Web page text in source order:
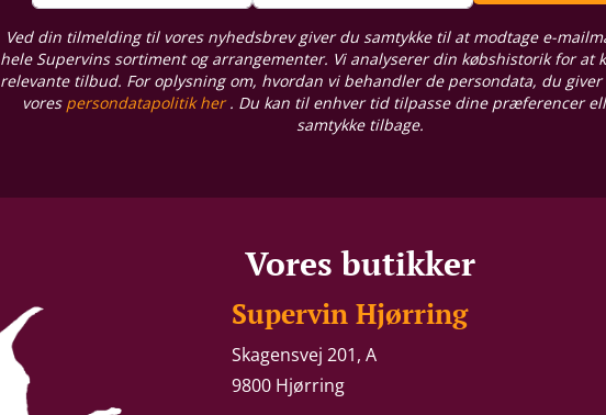
Ved din tilmelding til vores nyhedsbrev giver du samtykke til at modtage e-
hele Supervins sortiment og arrangementer. Vi analyserer din købshistorik for at
relevante tilbud. For oplysning om, hvordan vi behandler de persondata, du
vores persondatapolitik her. Du kan til enhver tid tilpasse dine præferencer
samtykke tilbage.
Vores butikker
Supervin Hjørring
Skagensvej 201, A
9800 Hjørring